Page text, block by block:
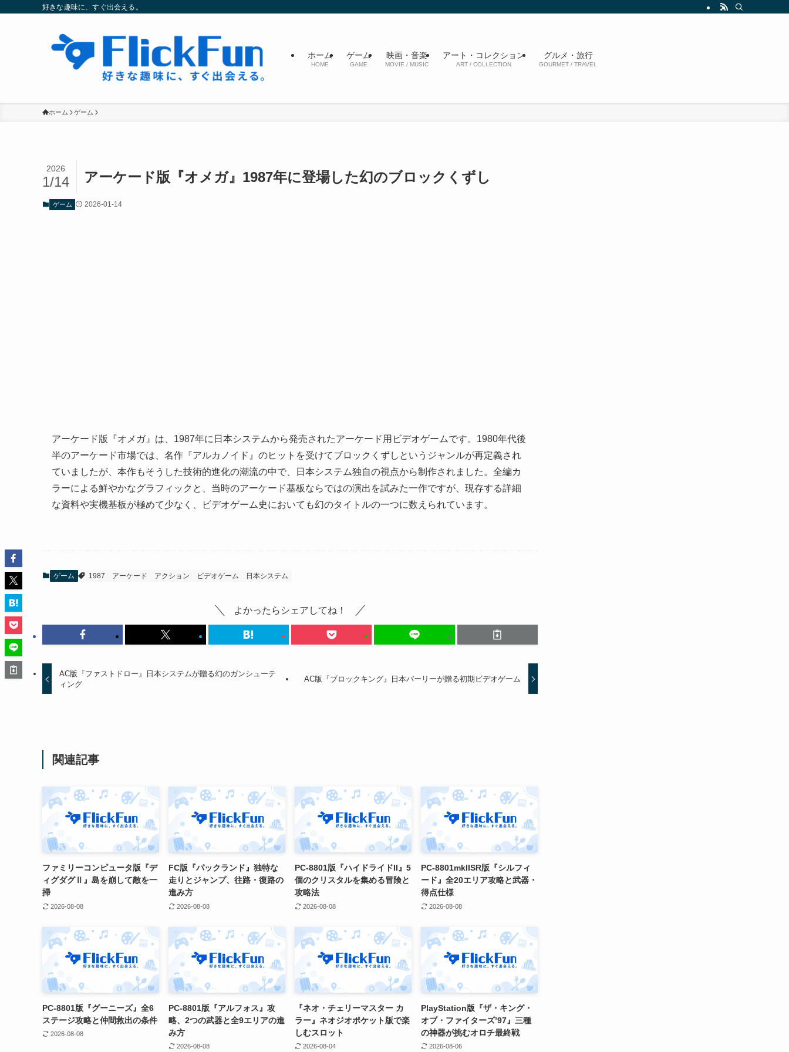
好きな趣味に、すぐ出会える。
ホーム
HOME
ゲーム
GAME
映画・音楽
MOVIE / MUSIC
アート・コレクション
ART / COLLECTION
グルメ・旅行
GOURMET / TRAVEL
ホーム ゲーム
アーケード版『オメガ』1987年に登場した幻のブロックくずし
2026
1/14
ゲーム 2026-01-14
アーケード版『オメガ』は、1987年に日本システムから発売されたアーケード用ビデオゲームです。1980年代後
半のアーケード市場では、名作『アルカノイド』のヒットを受けてブロックくずしというジャンルが再定義され
ていましたが、本作もそうした技術的進化の潮流の中で、日本システム独自の視点から制作されました。全編カ
ラーによる鮮やかなグラフィックと、当時のアーケード基板ならではの演出を試みた一作ですが、現存する詳細
な資料や実機基板が極めて少なく、ビデオゲーム史においても幻のタイトルの一つに数えられています。
ゲーム 1987 アーケード アクション ビデオゲーム 日本システム
よかったらシェアしてね！
AC版『ファストドロー』日本システムが贈る幻のガンシューテ
ィング
AC版『ブロックキング』日本バーリーが贈る初期ビデオゲーム
関連記事
ファミリーコンピュータ版『デ
ィグダグⅡ』島を崩して敵を一
掃
2026-08-08
FC版『パックランド』独特な
走りとジャンプ、往路・復路の
進み方
2026-08-08
PC-8801版『ハイドライドII』5
個のクリスタルを集める冒険と
攻略法
2026-08-08
PC-8801mkIISR版『シルフィ
ード』全20エリア攻略と武器・
得点仕様
2026-08-08
PC-8801版『グーニーズ』全6
ステージ攻略と仲間救出の条件
2026-08-08
PC-8801版『アルフォス』攻
略、2つの武器と全9エリアの進
み方
2026-08-08
『ネオ・チェリーマスター カ
ラー』ネオジオポケット版で楽
しむスロット
2026-08-04
PlayStation版『ザ・キング・
オブ・ファイターズ’97』三種
の神器が挑むオロチ最終戦
2026-08-06